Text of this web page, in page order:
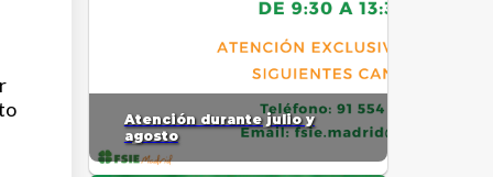
Atención durante julio y
agosto